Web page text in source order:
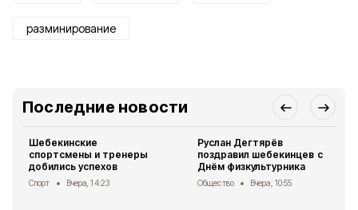
разминирование
Последние новости
Шебекинские
спортсмены и тренеры
добились успехов
Спорт Вчера, 14:23
Руслан Дегтярёв
поздравил шебекинцев с
Днём физкультурника
Общество Вчера, 10:55